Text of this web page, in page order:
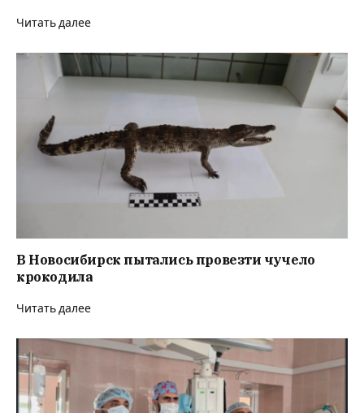
Читать далее
В Новосибирск пытались провезти чучело
крокодила
Читать далее